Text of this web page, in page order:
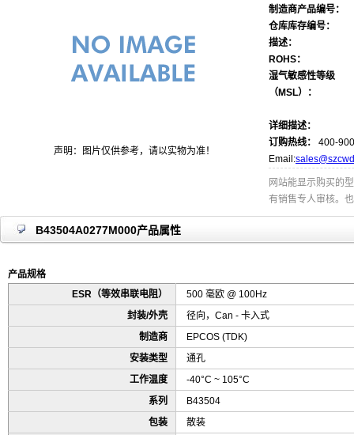
声明：图片仅供参考，请以实物为准！
制造商产品编号：
仓库库存编号：
描述：
ROHS：
湿气敏感性等级
（MSL）：
详细描述：
订购热线：
400-
Email:
网站能显示购买的
有销售专人审核。
B43504A0277M000产品属性
产品规格
ESR（等效串联电阻）
500 毫欧 @ 100Hz
封装/外壳
径向，Can - 卡入式
制造商
EPCOS (TDK)
安装类型
通孔
工作温度
-40°C ~ 105°C
系列
B43504
包装
散装